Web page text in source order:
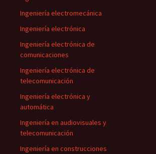
Ingeniería electromecánica
Ingeniería electrónica
Ingeniería electrónica de
comunicaciones
Ingeniería electrónica de
telecomunicación
Ingeniería electrónica y
automática
Ingeniería en audiovisuales y
telecomunicación
Ingeniería en construcciones